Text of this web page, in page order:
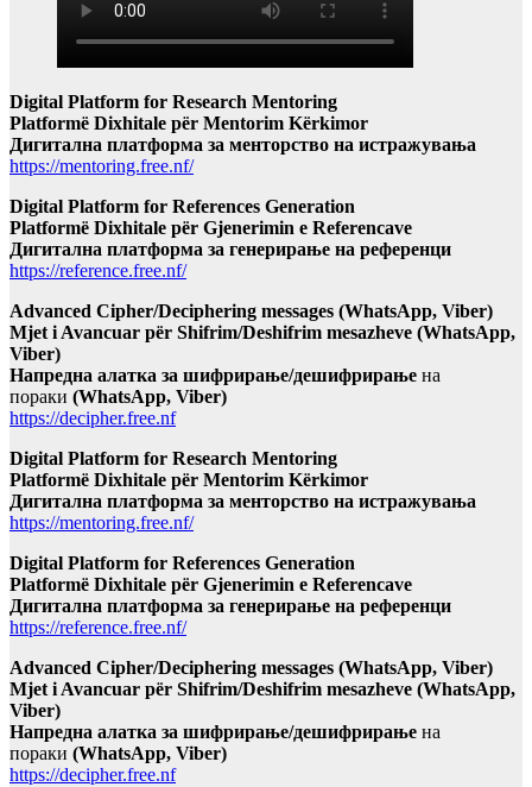
Digital Platform for Research Mentoring
Platformë Dixhitale për Mentorim Kërkimor
Дигитална платформа за менторство на истражувања
https://mentoring.free.nf/
Digital Platform for References Generation
Platformë Dixhitale për Gjenerimin e Referencave
Дигитална платформа за генерирање на референци
https://reference.free.nf/
Advanced Cipher/Deciphering messages (WhatsApp, Viber)
Mjet i Avancuar për Shifrim/Deshifrim mesazheve (WhatsApp,
Viber)
Напредна алатка за шифрирање/дешифрирање на
пораки (WhatsApp, Viber)
https://decipher.free.nf
Digital Platform for Research Mentoring
Platformë Dixhitale për Mentorim Kërkimor
Дигитална платформа за менторство на истражувања
https://mentoring.free.nf/
Digital Platform for References Generation
Platformë Dixhitale për Gjenerimin e Referencave
Дигитална платформа за генерирање на референци
https://reference.free.nf/
Advanced Cipher/Deciphering messages (WhatsApp, Viber)
Mjet i Avancuar për Shifrim/Deshifrim mesazheve (WhatsApp,
Viber)
Напредна алатка за шифрирање/дешифрирање на
пораки (WhatsApp, Viber)
https://decipher.free.nf